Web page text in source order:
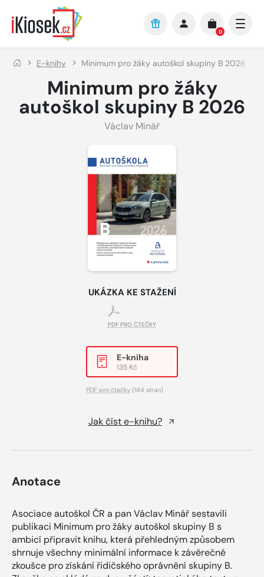
Přejít na hlavní obsah
0
E-knihy Minimum pro žáky autoškol skupiny B 2026
Minimum pro žáky
autoškol skupiny B 2026
Václav Minář
UKÁZKA KE STAŽENÍ
PDF PRO ČTEČKY
E-kniha
135 Kč
PDF pro čtečky (144 stran)
Jak číst e-knihu?
Anotace
Asociace autoškol ČR a pan Václav Minář sestavili
publikaci Minimum pro žáky autoškol skupiny B s
ambicí připravit knihu, která přehledným způsobem
shrnuje všechny minimální informace k závěrečné
zkoušce pro získání řidičského oprávnění skupiny B.